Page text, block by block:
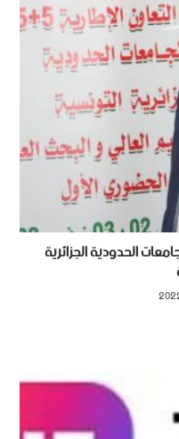
الإطارية5+5 بين الجامعات الحدودية الجزائرية